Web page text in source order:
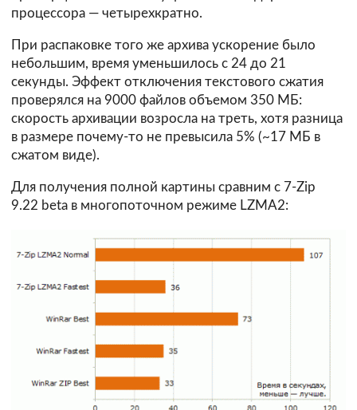
процессора — четырехкратно.
При распаковке того же архива ускорение было
небольшим, время уменьшилось с 24 до 21
секунды. Эффект отключения текстового сжатия
проверялся на 9000 файлов объемом 350 МБ:
скорость архивации возросла на треть, хотя разница
в размере почему-то не превысила 5% (~17 МБ в
сжатом виде).
Для получения полной картины сравним с 7-Zip
9.22 beta в многопоточном режиме LZMA2: